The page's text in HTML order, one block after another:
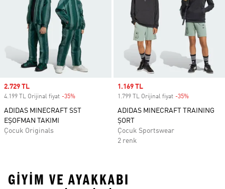
Sale price
2.729 TL
4.199 TL Orijinal fiyat -35%
ADIDAS MINECRAFT SST
EŞOFMAN TAKIMI
Çocuk Originals
Sale price
1.169 TL
1.799 TL Orijinal fiyat -35%
ADIDAS MINECRAFT TRAINING
ŞORT
Çocuk Sportswear
2 renk
GIYIM VE AYAKKABI